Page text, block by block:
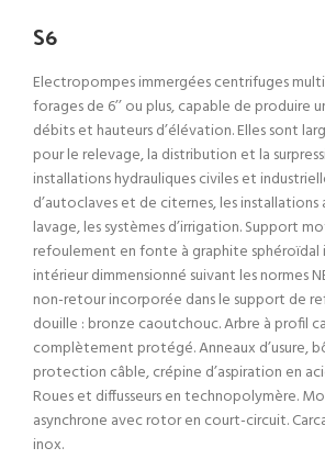
S6
Electropompes immergées centrifuges
forages de 6’’ ou plus, capable de produire
débits et hauteurs d’élévation. Elles sont
pour le relevage, la distribution et la
installations hydrauliques civiles et
d’autoclaves et de citernes, les
lavage, les systèmes d’irrigation. Support
refoulement en fonte à graphite sphéroïdal
intérieur dimmensionné suivant les normes
non-retour incorporée dans le support de
douille : bronze caoutchouc. Arbre à profil
complètement protégé. Anneaux d’usure,
protection câble, crépine d’aspiration en
Roues et diffusseurs en technopolymère.
asynchrone avec rotor en court-circuit.
inox.